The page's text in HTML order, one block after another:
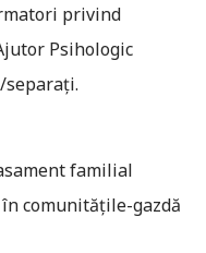
privind
Psihologic
familial
în comunitățile-gazdă